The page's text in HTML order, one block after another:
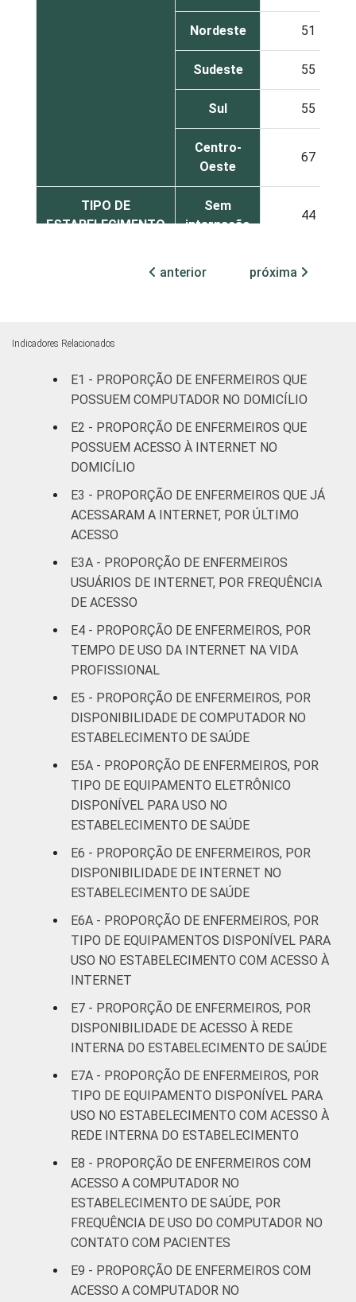
Nordeste 51
Sudeste 55
Sul 55
Centro-
Oeste
67
TIPO DE
ESTABELECIMENTO
Sem
internação
44
internação
(mais de
62
FAIXA ETÁRIA
Até 30
31 a 40
41 anos ou
mais
51
LOCALIZAÇÃO Capital 68
Base: 1.612 enfermeiros com acesso a
computador no estabelecimento de saúde.
apresentado se refere apenas aos
resultados da alternativa "sim". Dados
coletados entre setembro de 2014 e março
de 2015.
Fonte: NIC.br - set 2014 / mar 2015
anterior próxima
Indicadores Relacionados
E1 - PROPORÇÃO DE ENFERMEIROS QUE
POSSUEM COMPUTADOR NO DOMICÍLIO
E2 - PROPORÇÃO DE ENFERMEIROS QUE
POSSUEM ACESSO À INTERNET NO
DOMICÍLIO
E3 - PROPORÇÃO DE ENFERMEIROS QUE JÁ
ACESSARAM A INTERNET, POR ÚLTIMO
ACESSO
E3A - PROPORÇÃO DE ENFERMEIROS
USUÁRIOS DE INTERNET, POR FREQUÊNCIA
DE ACESSO
E4 - PROPORÇÃO DE ENFERMEIROS, POR
TEMPO DE USO DA INTERNET NA VIDA
PROFISSIONAL
E5 - PROPORÇÃO DE ENFERMEIROS, POR
DISPONIBILIDADE DE COMPUTADOR NO
ESTABELECIMENTO DE SAÚDE
E5A - PROPORÇÃO DE ENFERMEIROS, POR
TIPO DE EQUIPAMENTO ELETRÔNICO
DISPONÍVEL PARA USO NO
ESTABELECIMENTO DE SAÚDE
E6 - PROPORÇÃO DE ENFERMEIROS, POR
DISPONIBILIDADE DE INTERNET NO
ESTABELECIMENTO DE SAÚDE
E6A - PROPORÇÃO DE ENFERMEIROS, POR
TIPO DE EQUIPAMENTOS DISPONÍVEL PARA
USO NO ESTABELECIMENTO COM ACESSO À
INTERNET
E7 - PROPORÇÃO DE ENFERMEIROS, POR
DISPONIBILIDADE DE ACESSO À REDE
INTERNA DO ESTABELECIMENTO DE SAÚDE
E7A - PROPORÇÃO DE ENFERMEIROS, POR
TIPO DE EQUIPAMENTO DISPONÍVEL PARA
USO NO ESTABELECIMENTO COM ACESSO À
REDE INTERNA DO ESTABELECIMENTO
E8 - PROPORÇÃO DE ENFERMEIROS COM
ACESSO A COMPUTADOR NO
ESTABELECIMENTO DE SAÚDE, POR
FREQUÊNCIA DE USO DO COMPUTADOR NO
CONTATO COM PACIENTES
E9 - PROPORÇÃO DE ENFERMEIROS COM
ACESSO A COMPUTADOR NO